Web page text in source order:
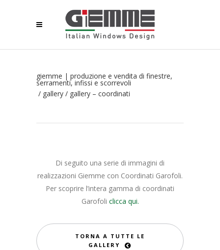
giemme | produzione e vendita di finestre,
serramenti, infissi e scorrevoli
/ gallery / gallery – coordinati
Di seguito una serie di immagini di
realizzazioni Giemme con Coordinati Garofoli.
Per scoprire l’intera gamma di coordinati
Garofoli clicca qui.
TORNA A TUTTE LE
GALLERY